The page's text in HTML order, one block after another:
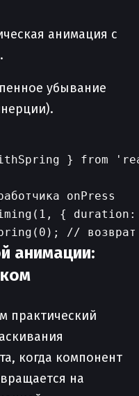
анимация с
убывание
} from
onPress
{ duration:
анимации:
практический
когда компонент
на